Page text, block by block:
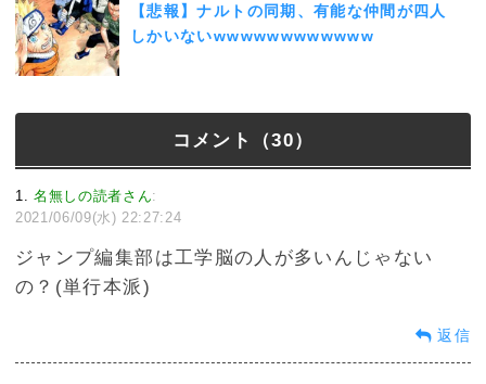
【悲報】ナルトの同期、有能な仲間が四人
しかいないwwwwwwwwwwww
コメント（30）
1 名無しの読者さん:
2021/06/09(水) 22:27:24
ジャンプ編集部は工学脳の人が多いんじゃない
の？(単行本派)
返信